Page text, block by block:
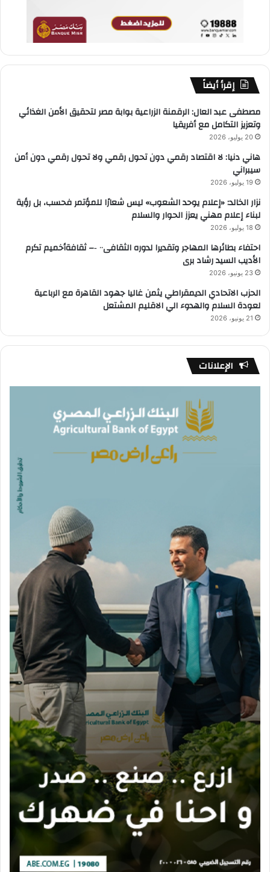
إقرأ أيضاً
مصطفى عبد العال: الرقمنة الزراعية بوابة مصر لتحقيق الأمن الغذائي
وتعزيز التكامل مع أفريقيا
20 يوليو، 2026
هاني دنيا: لا اقتصاد رقمي دون تحول رقمي ولا تحول رقمي دون أمن
سيبراني
19 يوليو، 2026
نزار الخالد: «إعلام يوحد الشعوب» ليس شعارًا للمؤتمر فحسب، بل رؤية
لبناء إعلام مهني يعزز الحوار والسلام
18 يوليو، 2026
احتفاء بطائرها المهاجر وتقديرا لدوره الثقافى٠٠ ‐– ثقافةأخميم تكرم
الأديب السيد رشاد برى
23 يونيو، 2026
الحزب الاتحادي الديمقراطي يثمن غاليا جهود القاهرة مع الرباعية
لعودة السلام والهدوء الي الاقليم المشتعل
21 يونيو، 2026
الإعلانات